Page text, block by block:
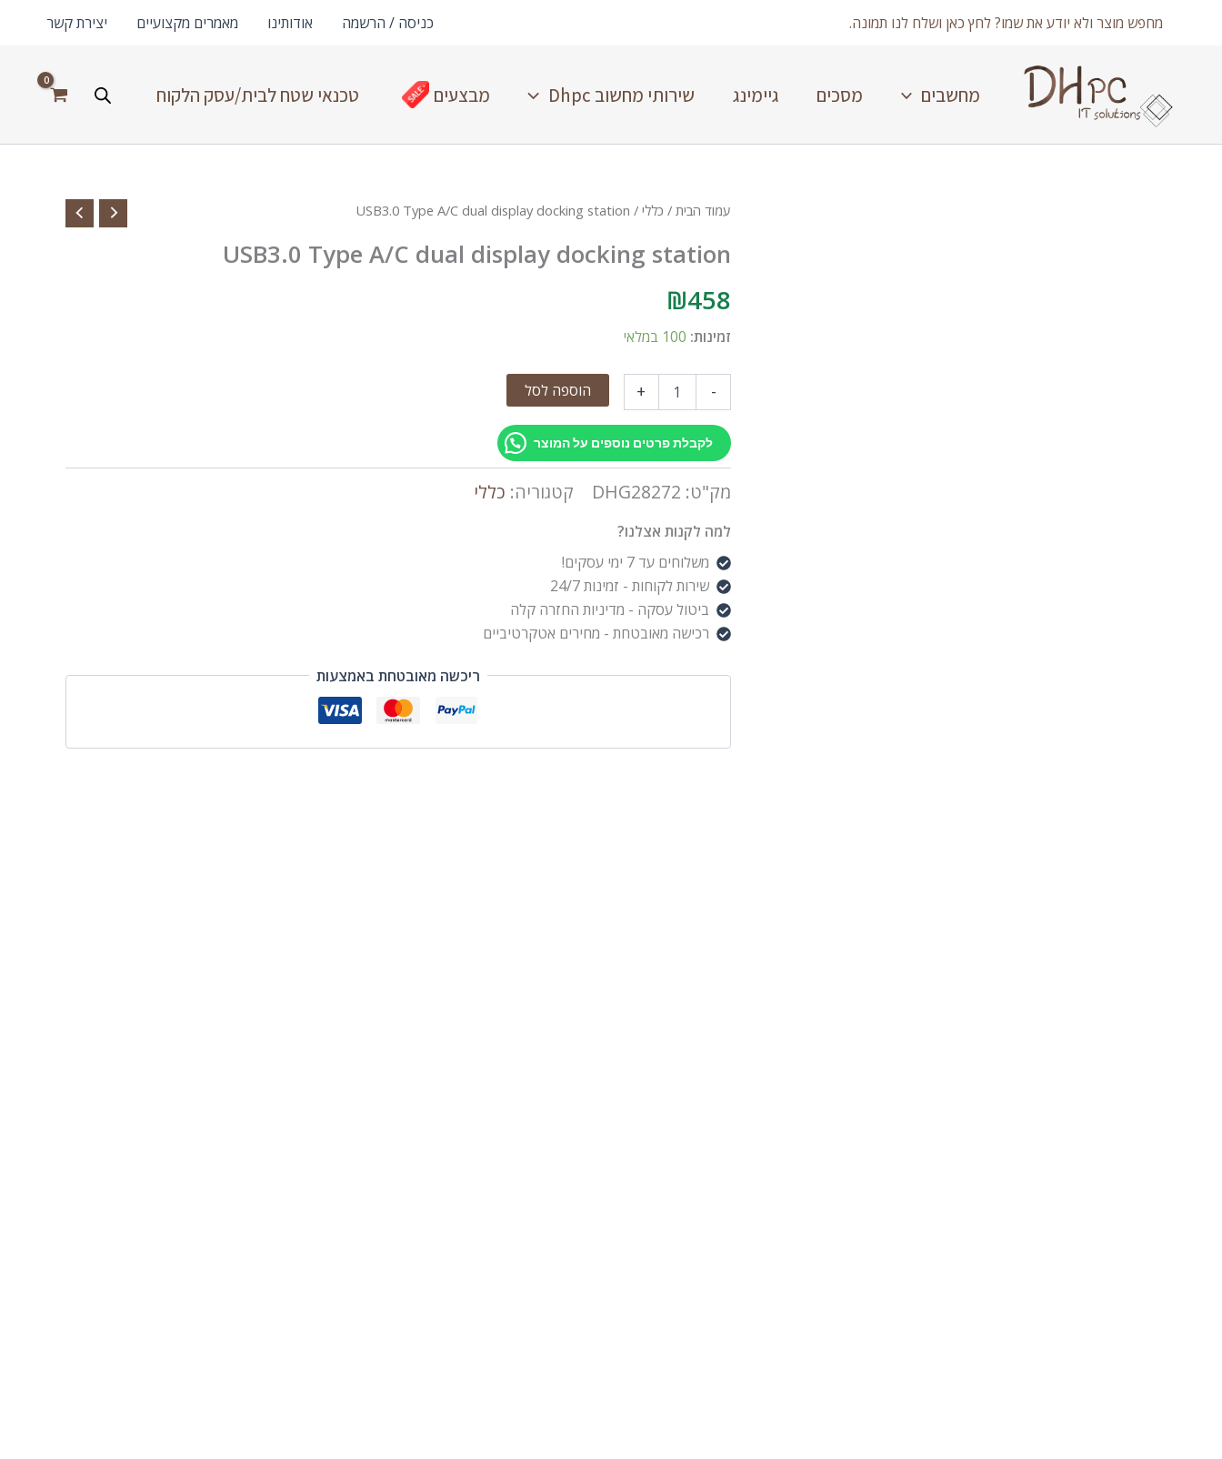
מחפש מוצר ולא יודע את שמו? לחץ כאן ושלח לנו תמונה. כניסה / הרשמה אודותינו מאמרים מקצועיים יצירת קשר
מחשבים מסכים גיימינג שירותי מחשוב Dhpc מבצעים טכנאי שטח לבית/עסק הלקוח
עמוד הבית / כללי / USB3.0 Type A/C dual display docking station
USB3.0 Type A/C dual display docking station
₪458
זמינות: 100 במלאי
-
+ הוספה לסל
לקבלת פרטים נוספים על המוצר
מק"ט: DHG28272 קטגוריה: כללי
למה לקנות אצלנו?
משלוחים עד 7 ימי עסקים!
שירות לקוחות - זמינות 24/7
ביטול עסקה - מדיניות החזרה קלה
רכישה מאובטחת - מחירים אטקרטיביים
ריכשה מאובטחת באמצעות